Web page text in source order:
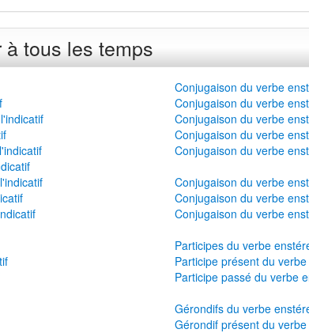
tous les temps
Conjugaison du verbe
Conjugaison du verbe
Conjugaison du verbe
Conjugaison du verbe
Conjugaison du verbe
Conjugaison du verbe
Conjugaison du verbe
Conjugaison du verbe
Participes du verbe
Participe présent du
Participe passé du verbe
Gérondifs du verbe
Gérondif présent du